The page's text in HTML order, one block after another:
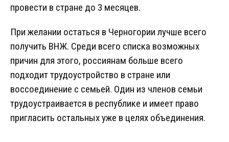
провести в стране до 3 месяцев.
При желании остаться в Черногории лучше всего
получить ВНЖ. Среди всего списка возможных
причин для этого, россиянам больше всего
подходит трудоустройство в стране или
воссоединение с семьей. Один из членов семьи
трудоустраивается в республике и имеет право
пригласить остальных уже в целях объединения.